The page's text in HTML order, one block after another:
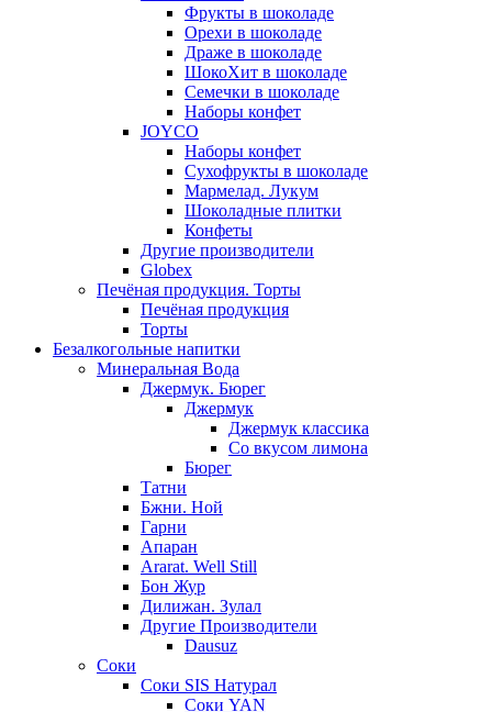
Фрукты в шоколаде
Орехи в шоколаде
Драже в шоколаде
ШокоХит в шоколаде
Семечки в шоколаде
Наборы конфет
JOYCO
Наборы конфет
Сухофрукты в шоколаде
Мармелад. Лукум
Шоколадные плитки
Конфеты
Другие производители
Globex
Печёная продукция. Торты
Печёная продукция
Торты
Безалкогольные напитки
Минеральная Вода
Джермук. Бюрег
Джермук
Джермук классика
Со вкусом лимона
Бюрег
Татни
Бжни. Ной
Гарни
Апаран
Ararat. Well Still
Бон Жур
Дилижан. Зулал
Другие Производители
Dausuz
Соки
Соки SIS Натурал
Соки YAN